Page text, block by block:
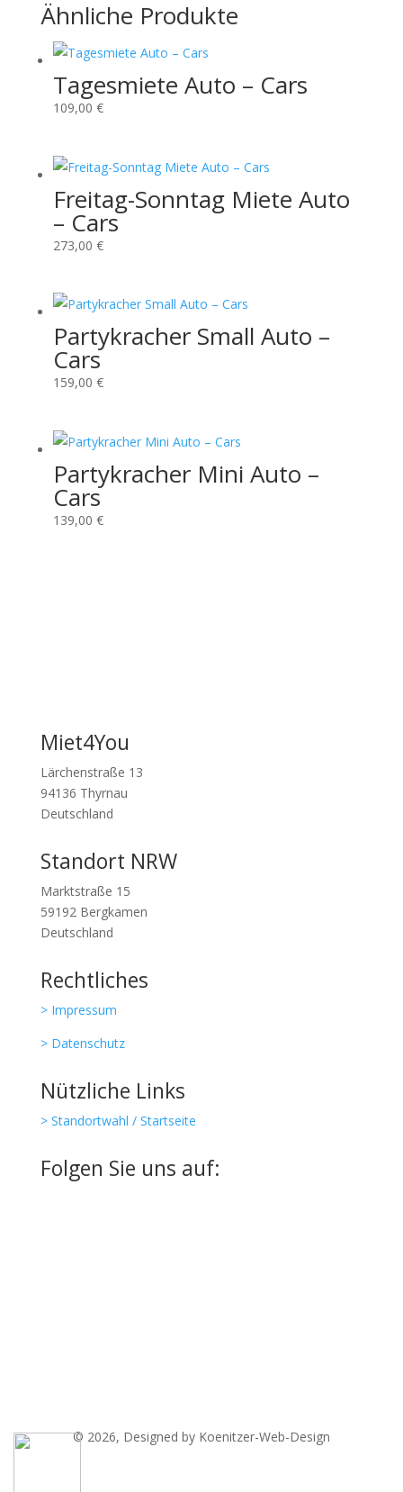
Ähnliche Produkte
Tagesmiete Auto – Cars
109,00 €
Freitag-Sonntag Miete Auto
– Cars
273,00 €
Partykracher Small Auto –
Cars
159,00 €
Partykracher Mini Auto –
Cars
139,00 €
Miet4You
Lärchenstraße 13
94136 Thyrnau
Deutschland
Standort NRW
Marktstraße 15
59192 Bergkamen
Deutschland
Rechtliches
> Impressum
> Datenschutz
Nützliche Links
> Standortwahl / Startseite
Folgen Sie uns auf:
© 2026, Designed by Koenitzer-Web-Design